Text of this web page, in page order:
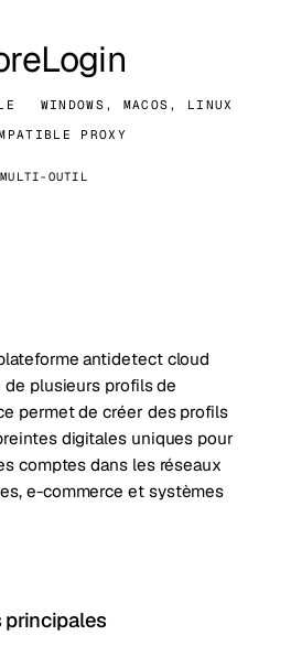
WINDOWS, MACOS, LINUX
PROXY
MULTI-OUTIL
antidetect cloud
plusieurs profils de
permet de créer des profils
digitales uniques pour
comptes dans les réseaux
e-commerce et systèmes